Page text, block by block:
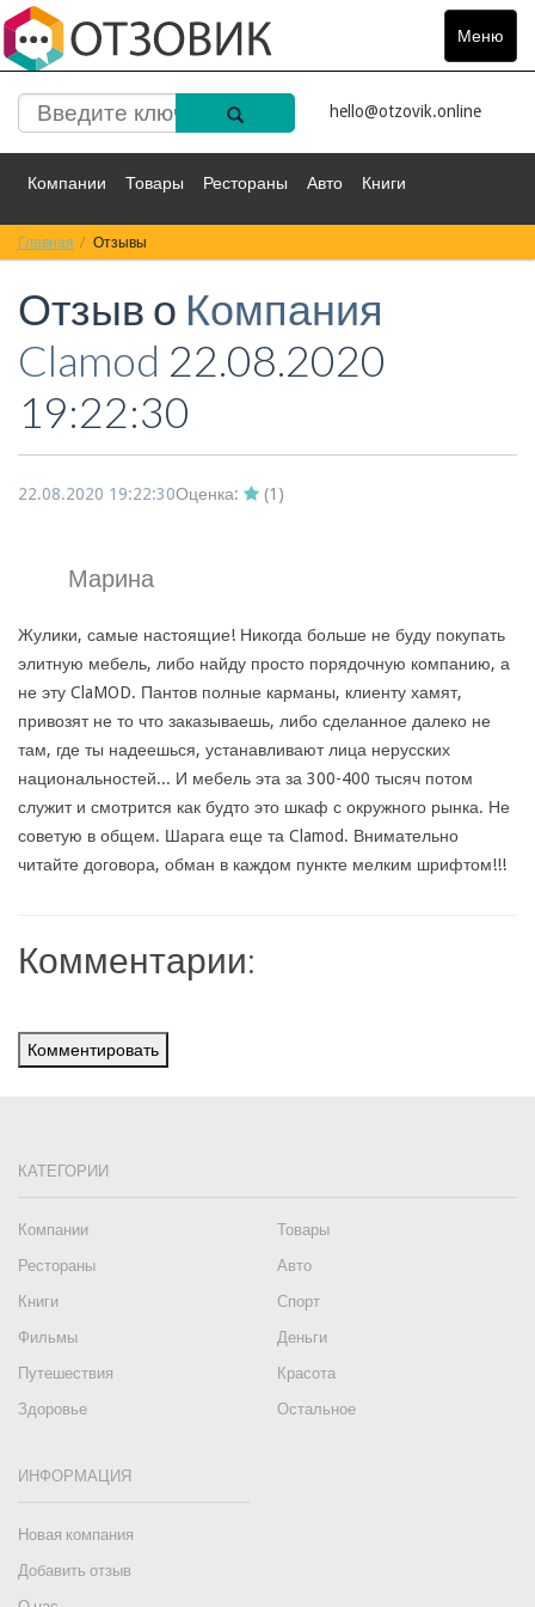
Меню
Toggle
hello@otzovik.online
Компании Товары Рестораны Авто Книги
Спорт Фильмы
Красота Здоровье Остальное
Главная Отзывы
Отзыв о Компания
Clamod 22.08.2020
19:22:30
22.08.2020 19:22:30Оценка: (1 )
Марина
Жулики, самые настоящие! Никогда больше не буду покупать
элитную мебель, либо найду просто порядочную компанию, а
не эту ClaMOD. Пантов полные карманы, клиенту хамят,
привозят не то что заказываешь, либо сделанное далеко не
там, где ты надеешься, устанавливают лица нерусских
национальностей... И мебель эта за 300-400 тысяч потом
служит и смотрится как будто это шкаф с окружного рынка. Не
советую в общем. Шарага еще та Clamod. Внимательно
читайте договора, обман в каждом пункте мелким шрифтом!!!
Комментарии:
Комментировать
КАТЕГОРИИ
Компании
Товары
Рестораны
Авто
Книги
Спорт
Фильмы
Деньги
Путешествия
Красота
Здоровье
Остальное
ИНФОРМАЦИЯ
Новая компания
Добавить отзыв